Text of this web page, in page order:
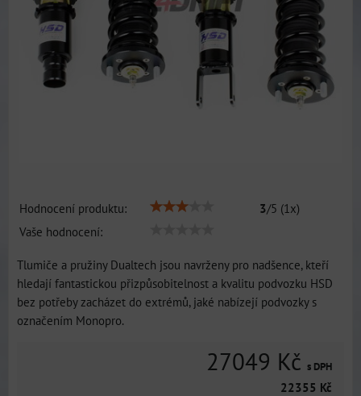
Hodnocení produktu: 3/5 (1x)
Vaše hodnocení:
Tlumiče a pružiny Dualtech jsou navrženy pro nadšence, kteří
hledají fantastickou přizpůsobitelnost a kvalitu podvozku HSD
bez potřeby zacházet do extrémů, jaké nabízejí podvozky s
označením Monopro.
27049 Kč s DPH
22355 Kč